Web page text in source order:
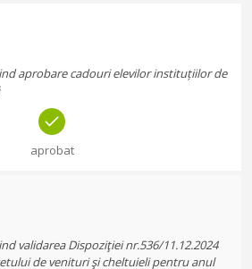
aprobare cadouri elevilor instituțiilor de
aprobat
validarea Dispoziţiei nr.536/11.12.2024
de venituri şi cheltuieli pentru anul